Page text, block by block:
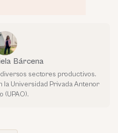
Bárcena
sectores productivos.
la Universidad Privada Antenor
(UPAO).